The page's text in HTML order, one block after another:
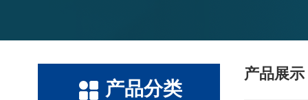
产品分类
产品展示